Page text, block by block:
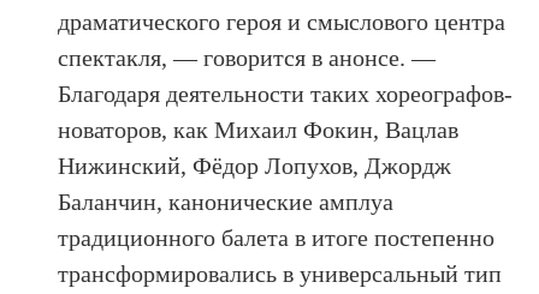
драматического героя и смыслового центра
спектакля, — говорится в анонсе. —
Благодаря деятельности таких хореографов-
новаторов, как Михаил Фокин, Вацлав
Нижинский, Фёдор Лопухов, Джордж
Баланчин, канонические амплуа
традиционного балета в итоге постепенно
трансформировались в универсальный тип